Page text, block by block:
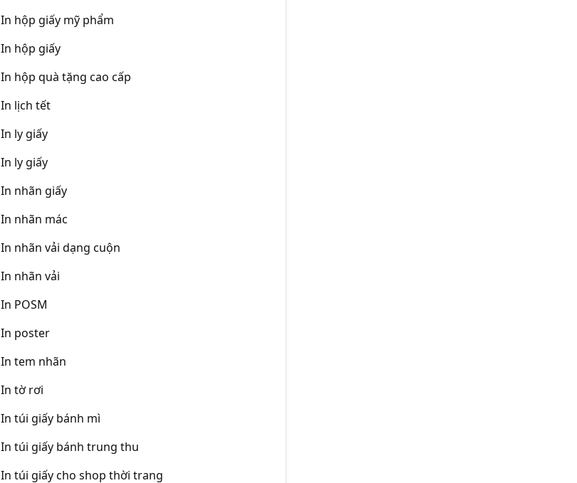
In hộp giấy mỹ phẩm
In hộp giấy
In hộp quà tặng cao cấp
In lịch tết
In ly giấy
In ly giấy
In nhãn giấy
In nhãn mác
In nhãn vải dạng cuộn
In nhãn vải
In POSM
In poster
In tem nhãn
In tờ rơi
In túi giấy bánh mì
In túi giấy bánh trung thu
In túi giấy cho shop thời trang